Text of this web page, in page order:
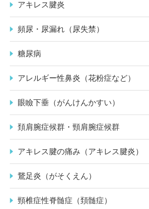
アキレス腱炎
頻尿・尿漏れ（尿失禁）
糖尿病
アレルギー性鼻炎（花粉症など）
眼瞼下垂（がんけんかすい）
頚肩腕症候群・頸肩腕症候群
アキレス腱の痛み（アキレス腱炎）
鵞足炎（がそくえん）
頸椎症性脊髄症（頚髄症）